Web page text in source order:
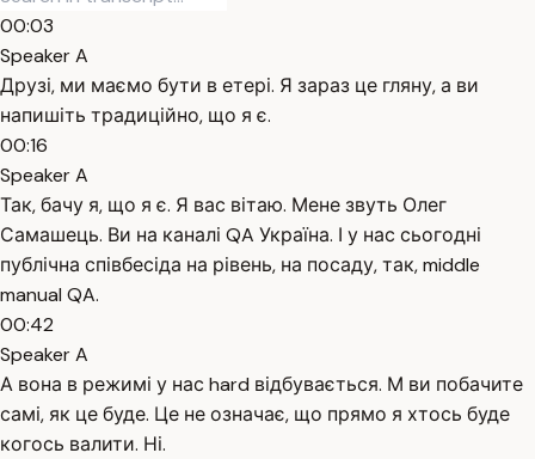
00:03
Speaker A
Друзі, ми маємо бути в етері. Я зараз це гляну, а ви
напишіть традиційно, що я є.
00:16
Speaker A
Так, бачу я, що я є. Я вас вітаю. Мене звуть Олег
Самашець. Ви на каналі QA Україна. І у нас сьогодні
публічна співбесіда на рівень, на посаду, так, middle
manual QA.
00:42
Speaker A
А вона в режимі у нас hard відбувається. М ви побачите
самі, як це буде. Це не означає, що прямо я хтось буде
когось валити. Ні.